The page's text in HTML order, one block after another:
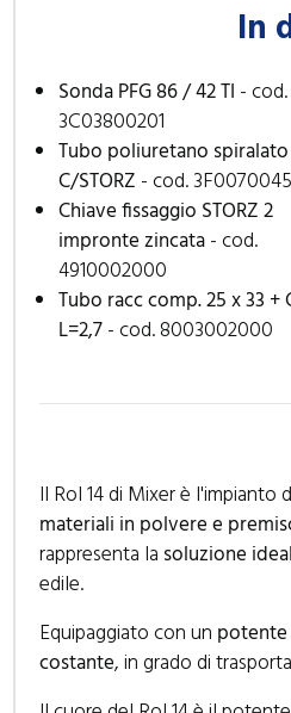
In
Sonda PFG 86 / 42 TI - cod.
3C03800201
Tubo poliuretano
C/STORZ - cod.
Chiave fissaggio STORZ 2
impronte zincata- cod.
4910002000
Tubo racc comp. 25 x 33 +
L=2,7- cod. 8003002000
Il Rol 14 di Mixer è
materiali in polvere e
rappresenta la soluzione
edile.
Equipaggiato con un
costante, in grado di